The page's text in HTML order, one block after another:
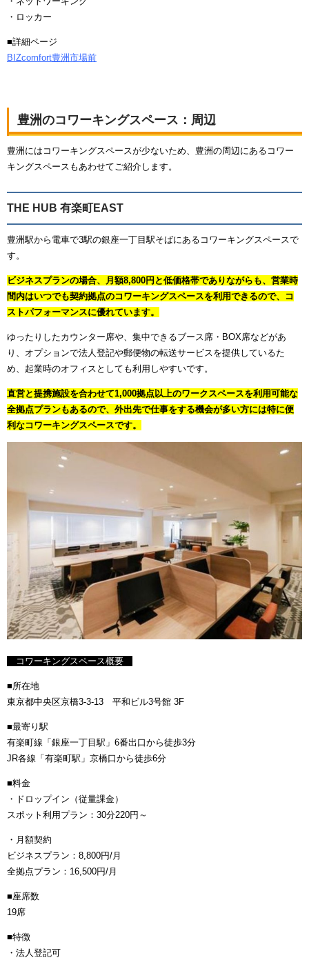
・ロッカー
■詳細ページ
BIZcomfort豊洲市場前
豊洲のコワーキングスペース：周辺
豊洲にはコワーキングスペースが少ないため、豊洲の周辺にあるコワー
キングスペースもあわせてご紹介します。
THE HUB 有楽町EAST
豊洲駅から電車で3駅の銀座一丁目駅そばにあるコワーキングスペースで
す。
ビジネスプランの場合、月額8,800円と低価格帯でありながらも、営業時
間内はいつでも契約拠点のコワーキングスペースを利用できるので、コ
ストパフォーマンスに優れています。
ゆったりしたカウンター席や、集中できるブース席・BOX席などがあ
り、オプションで法人登記や郵便物の転送サービスを提供しているた
め、起業時のオフィスとしても利用しやすいです。
直営と提携施設を合わせて1,000拠点以上のワークスペースを利用可能な
全拠点プランもあるので、外出先で仕事をする機会が多い方には特に便
利なコワーキングスペースです。
コワーキングスペース概要
■所在地
東京都中央区京橋3-3-13 平和ビル3号館 3F
■最寄り駅
有楽町線「銀座一丁目駅」6番出口から徒歩3分
JR各線「有楽町駅」京橋口から徒歩6分
■料金
・ドロップイン（従量課金）
スポット利用プラン：30分220円～
・月額契約
ビジネスプラン：8,800円/月
全拠点プラン：16,500円/月
■座席数
19席
■特徴
・法人登記可